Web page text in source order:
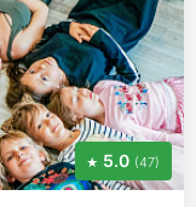
5.0 (47)